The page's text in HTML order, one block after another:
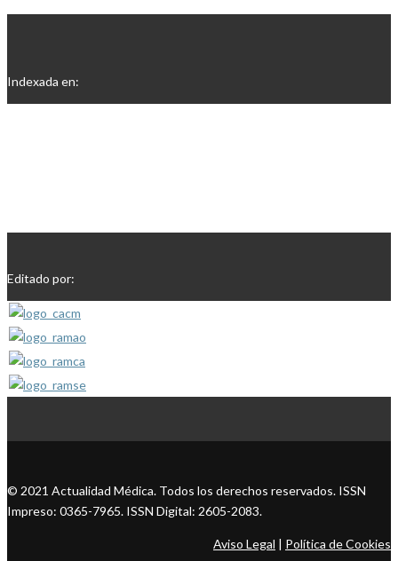
Indexada en:
Editado por:
© 2021 Actualidad Médica. Todos los derechos reservados. ISSN
Impreso: 0365-7965. ISSN Digital: 2605-2083.
Aviso Legal | Política de Cookies